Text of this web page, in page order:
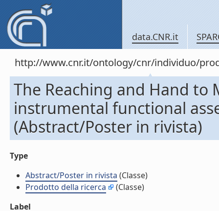
data.CNR.it
http://www.cnr.it/ontology/cnr/individuo/
The Reaching and Hand
instrumental functional
(Abstract/Poster in rivista)
Type
Abstract/Poster in rivista (Classe)
Prodotto della ricerca
(Classe)
Label